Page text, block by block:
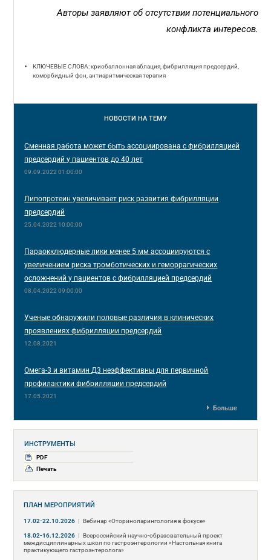
Авторы заявляют об отсутствии потенциального
конфликта интересов.
КЛЮЧЕВЫЕ СЛОВА: криобаллонная аблация, фибрилляция предсердий,
коморбидный фон, антиаритмическая терапия
НОВОСТИ НА ТЕМУ
Сменная работа может быть ассоциирована с фибрилляцией
предсердий у пациентов до 40 лет
09.09.2022 01:00:00
Липопротеин увеличивает риск развития фибрилляции
предсердий
25.04.2022 10:00:00
Параокклюдерные лики менее 5 мм ассоциируются с
увеличением риска тромботических и геморрагических
осложнений у пациентов с фибрилляцией предсердий
08.04.2022 09:00:00
Ученые обнаружили половые различия в клинических
проявлениях фибрилляции предсердий
12.08.2021
Омега-3 и витамин Д3 неэффективны для первичной
профилактики фибрилляции предсердий
17.05.2021
Больше
ИНСТРУМЕНТЫ
PDF
Печать
ПЛАН МЕРОПРИЯТИЙ
17.02-22.10.2026 | Вебинар «Оториноларингология в фокусе»
18.02-16.12.2026 | Всероссийский научно-образовательный проект
междисциплинарных школ по гастроэнтерологии «Настольная книга
практикующего гастроэнтеролога»